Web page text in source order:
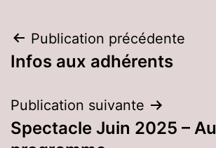
Navigation
de
l’article
Publication précédente
Infos aux adhérents
Publication suivante
Spectacle Juin 2025 – Au